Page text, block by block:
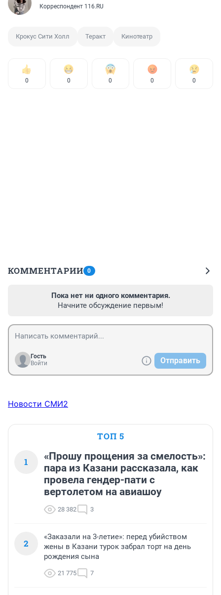
Корреспондент 116.RU
Крокус Сити Холл Теракт Кинотеатр
0 0 0 0 0
КОММЕНТАРИИ 0
Пока нет ни одного комментария.
Начните обсуждение первым!
Гость
Войти
Отправить
Новости СМИ2
ТОП 5
1
«Прошу прощения за смелость»:
пара из Казани рассказала, как
провела гендер-пати с
вертолетом на авиашоу
28 382 3
2
«Заказали на 3-летие»: перед убийством
жены в Казани турок забрал торт на день
рождения сына
21 775 7